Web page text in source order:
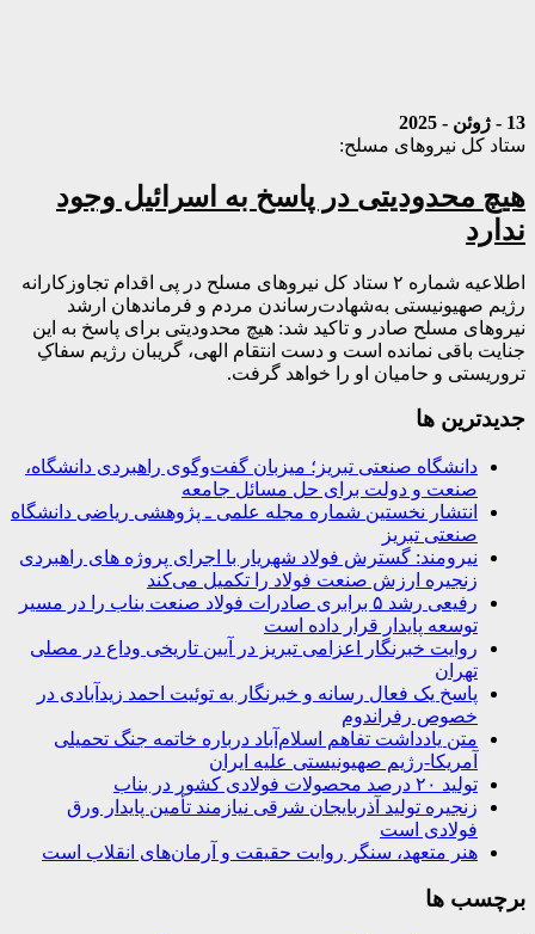
13 - ژوئن - 2025
ستاد کل نیروهای مسلح:
هیچ محدودیتی در پاسخ به اسرائیل وجود
ندارد
اطلاعیه شماره ۲ ستاد کل نیروهای مسلح در پی اقدام تجاوزکارانه
رژیم صهیونیستی به‌شهادت‌رساندن مردم و فرماندهان ارشد
نیروهای مسلح صادر و تاکید شد: هیچ محدودیتی برای پاسخ به این
جنایت باقی نمانده است و دست انتقام الهی، گریبان رژیم سفاکِ
تروریستی و حامیان او را خواهد گرفت.
جديدترين ها
دانشگاه صنعتی تبریز؛ میزبان گفت‌وگوی راهبردی دانشگاه،
صنعت و دولت برای حل مسائل جامعه
انتشار نخستین شماره مجله علمی ـ پژوهشی ریاضی دانشگاه
صنعتی تبریز
نیرومند: گسترش فولاد شهریار با اجرای پروژه های راهبردی
زنجیره ارزش صنعت فولاد را تکمیل می‌کند
رفیعی رشد ۵ برابری صادرات فولاد صنعت بناب را در مسیر
توسعه پایدار قرار داده است
روایت خبرنگار اعزامی تبریز در آیین تاریخی وداع در مصلی
تهران
پاسخ یک فعال رسانه و خبرنگار به توئیت احمد زیدآبادی در
خصوص رفراندوم
متن یادداشت تفاهم اسلام‌آباد درباره خاتمه جنگ تحمیلی
آمریکا-رژیم صهیونیستی علیه ایران
تولید ۲۰ درصد محصولات فولادی کشور در بناب
زنجیره تولید آذربایجان شرقی نیازمند تأمین پایدار ورق
فولادی است
هنر متعهد، سنگر روایت حقیقت و آرمان‌های انقلاب است
برچسب ها